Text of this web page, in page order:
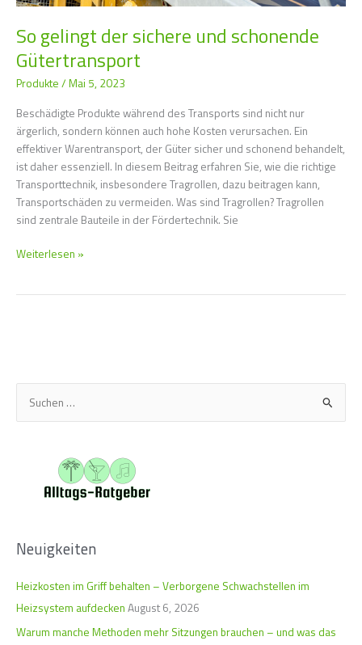
u
a
c
h
Neuigkeiten
Heizkosten im Griff behalten – Verborgene Schwachstellen im
Heizsystem aufdecken August 6, 2026
Warum manche Methoden mehr Sitzungen brauchen – und was das
So gelingt der sichere und schonende
Gütertransport
Produkte / Mai 5, 2023
Beschädigte Produkte während des Transports sind nicht nur
ärgerlich, sondern können auch hohe Kosten verursachen. Ein
effektiver Warentransport, der Güter sicher und schonend behandelt,
ist daher essenziell. In diesem Beitrag erfahren Sie, wie die richtige
Transporttechnik, insbesondere Tragrollen, dazu beitragen kann,
Transportschäden zu vermeiden. Was sind Tragrollen? Tragrollen
sind zentrale Bauteile in der Fördertechnik. Sie
Weiterlesen »